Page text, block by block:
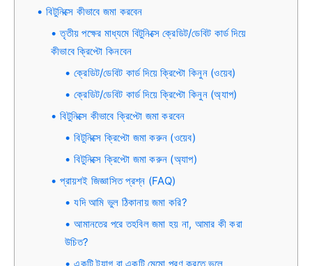
বিটুনিক্সে কীভাবে জমা করবেন
তৃতীয় পক্ষের মাধ্যমে বিটুনিক্সে ক্রেডিট/ডেবিট কার্ড দিয়ে
কীভাবে ক্রিপ্টো কিনবেন
ক্রেডিট/ডেবিট কার্ড দিয়ে ক্রিপ্টো কিনুন (ওয়েব)
ক্রেডিট/ডেবিট কার্ড দিয়ে ক্রিপ্টো কিনুন (অ্যাপ)
বিটুনিক্সে কীভাবে ক্রিপ্টো জমা করবেন
বিটুনিক্সে ক্রিপ্টো জমা করুন (ওয়েব)
বিটুনিক্সে ক্রিপ্টো জমা করুন (অ্যাপ)
প্রায়শই জিজ্ঞাসিত প্রশ্ন (FAQ)
যদি আমি ভুল ঠিকানায় জমা করি?
আমানতের পরে তহবিল জমা হয় না, আমার কী করা
উচিত?